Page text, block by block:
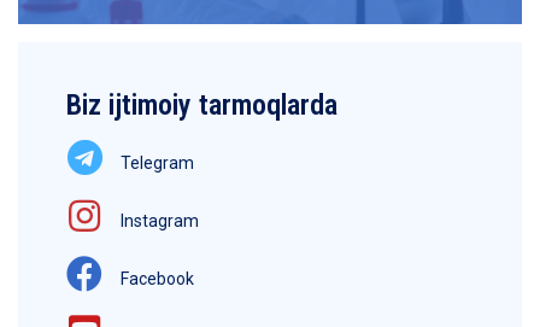
Biz ijtimoiy tarmoqlarda
Telegram
Instagram
Facebook